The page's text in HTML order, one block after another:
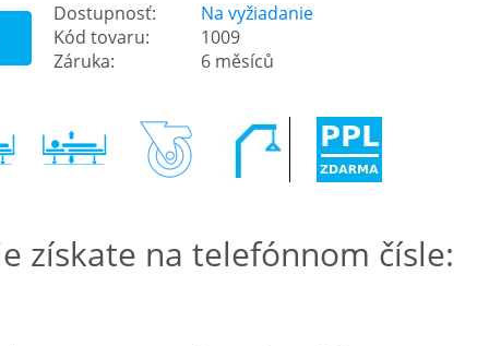
Dostupnosť:
Na vyžiadanie
Kód tovaru:
1009
Záruka:
6 měsíců
získate na telefónnom čísle: